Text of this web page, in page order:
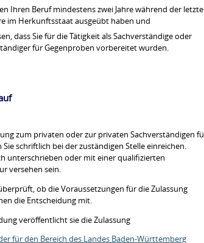
Ihren Beruf mindestens zwei Jahre während der
im Herkunftsstaat ausgeübt haben und
dass Sie für die Tätigkeit als Sachverständige oder
für Gegenproben vorbereitet wurden.
zum privaten oder zur privaten Sachverständigen
schriftlich bei der zuständigen Stelle einreichen.
unterschrieben oder mit einer qualifizierten
versehen sein.
ob die Voraussetzungen für die Zulassung
die Entscheidung mit.
veröffentlicht siedie Zulassung
für den Bereich des Landes Baden-Württemberg